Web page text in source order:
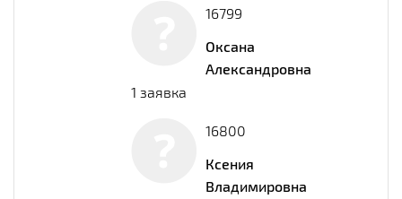
16799
Оксана
Александровна
1 заявка
16800
Ксения
Владимировна